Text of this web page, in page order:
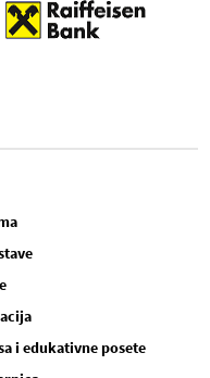
i edukativne posete